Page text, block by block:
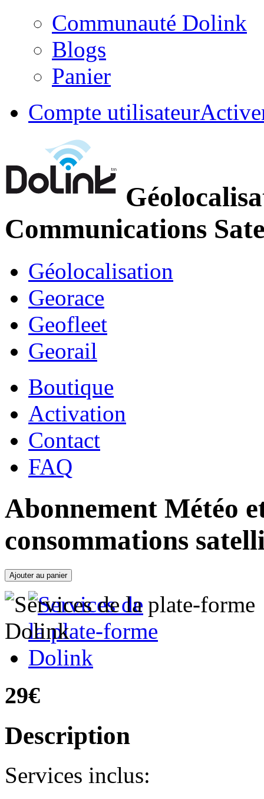
Communauté Dolink
Blogs
Panier
Compte utilisateur
Communications
Géolocalisation
Georace
Geofleet
Georail
Boutique
Activation
Contact
FAQ
Abonnement Météo
consommations
29€
Description
Services inclus: